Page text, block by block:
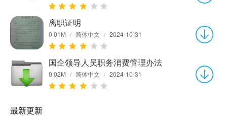
离职证明
0.01M / 简体中文 / 2024-10-31
国企领导人员职务消费管理办法
0.02M / 简体中文 / 2024-10-31
最新更新